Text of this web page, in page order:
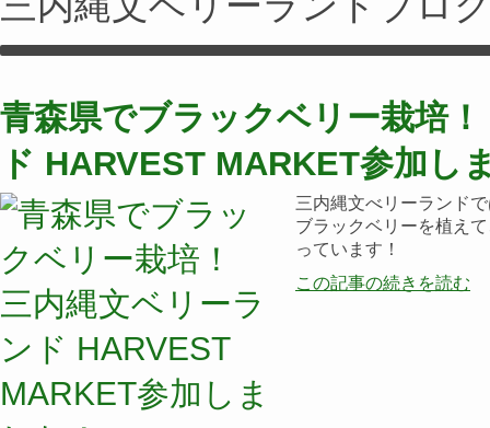
青森県でブラックベリー栽培
ド HARVEST MARKET参加し
三内縄文べリーランド
ブラックベリーを植え
っています！
この記事の続きを読む